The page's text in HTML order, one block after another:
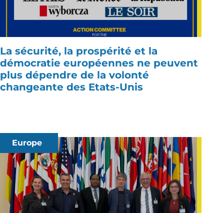
La sécurité, la prospérité et la
démocratie européennes ne peuvent
plus dépendre de la volonté
changeante des Etats-Unis
Europe